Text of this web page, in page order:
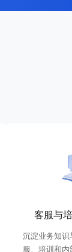
客服与
沉淀业务知识
服、培训和